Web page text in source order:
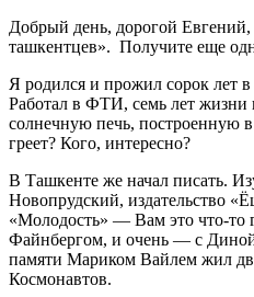
Добрый день, дорогой
ташкентцев». Получите еще
Я родился и прожил сорок лет
Работал в ФТИ, семь лет
солнечную печь, построенную
греет? Кого, интересно?
В Ташкенте же начал писать.
Новопрудский, издательство
«Молодость» — Вам это что-то
Файнбергом, и очень — с
памяти Мариком Вайлем жил
Космонавтов.